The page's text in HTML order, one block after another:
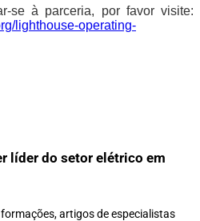
se à parceria, por favor visite:
lighthouse-operating-
líder do setor elétrico em
artigos de especialistas